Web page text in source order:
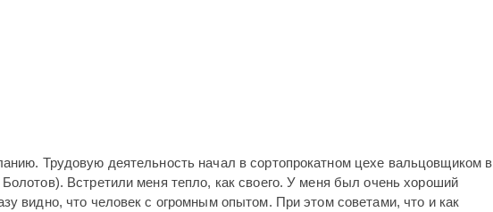
Трудовую деятельность начал в сортопрокатном цехе вальцовщиком в
Встретили меня тепло, как своего. У меня был очень хороший
видно, что человек с огромным опытом. При этом советами, что и как